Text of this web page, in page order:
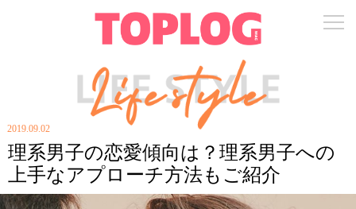
2019.09.02
理系男子の恋愛傾向は？理系男子への
上手なアプローチ方法もご紹介